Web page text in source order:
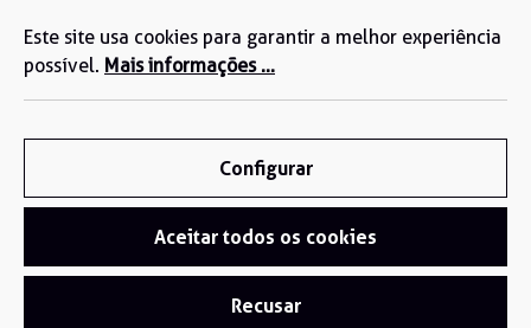
principal
Este site usa cookies para garantir a melhor experiência
possível. Mais informações ...
Configurar
Aceitar todos os cookies
Recusar